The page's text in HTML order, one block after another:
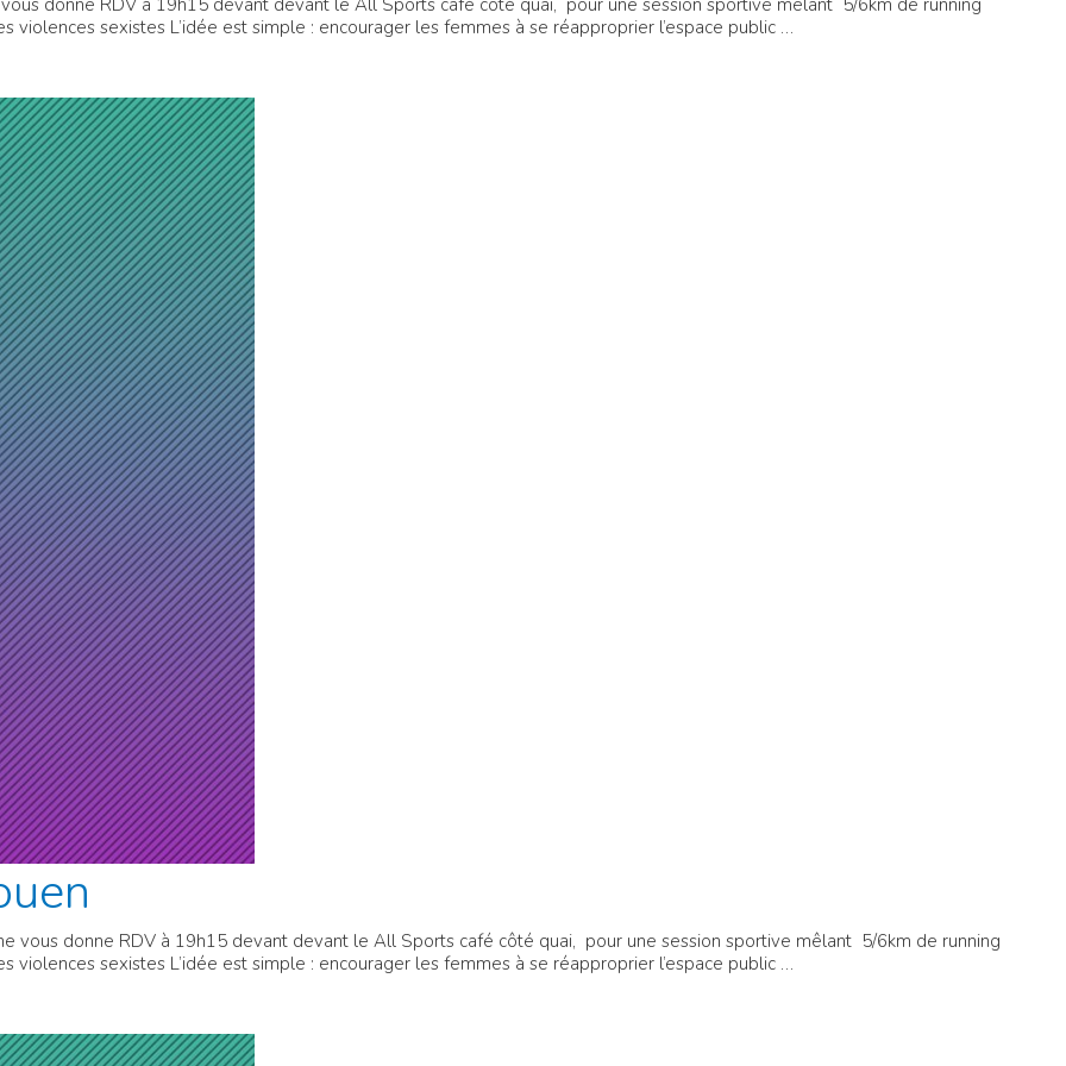
donne RDV à 19h15 devant devant le All Sports café côté quai, pour une session sportive mêlant 5/6km de running
violences sexistes L’idée est simple : encourager les femmes à se réapproprier l’espace public …
vous donne RDV à 19h15 devant devant le All Sports café côté quai, pour une session sportive mêlant 5/6km de running
violences sexistes L’idée est simple : encourager les femmes à se réapproprier l’espace public …